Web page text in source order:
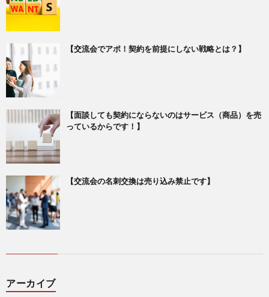
【交流会でアポ！契約を前提にしない戦略とは？】
【面談しても契約にならないのはサービス（商品）を売
っているからです！】
【交流会の名刺交換は売り込み禁止です】
アーカイブ